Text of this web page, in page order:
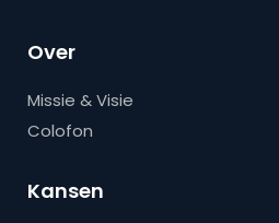
Over
Missie & Visie
Colofon
Kansen